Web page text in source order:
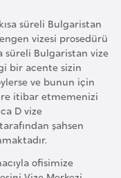
süreli Bulgaristan
vizesi prosedürü
süreli Bulgaristan vize
bir acente sizin
ve bunun için
itibar etmemenizi
D vize
şahsen
ofisimize